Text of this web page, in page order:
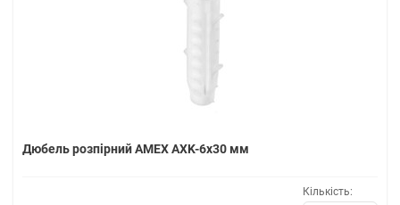
Дюбель розпірний AMEX AXK-6x30 мм
Кількість: